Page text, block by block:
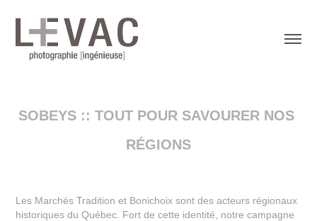
SOBEYS :: TOUT POUR SAVOURER NOS
RÉGIONS
Les Marchés Tradition et Bonichoix sont des acteurs régionaux
historiques du Québec. Fort de cette identité, notre campagne